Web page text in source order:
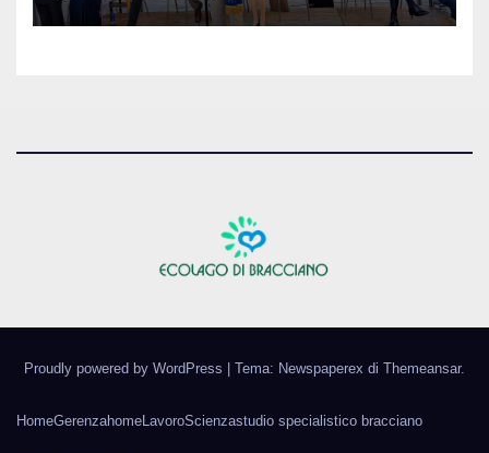
Proudly powered by WordPress | Tema: Newspaperex di Themeansar.
HomeGerenzahomeLavoroScienzastudio specialistico bracciano